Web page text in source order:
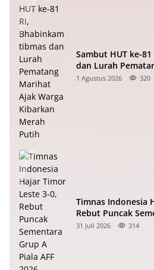
Sambut HUT ke-
dan Lurah
Kibarkan Merah
1 Agustus 2026 320
Timnas Indonesia
Rebut Puncak
2026
31 Juli 2026 314